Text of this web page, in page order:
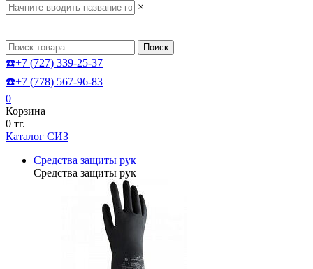
×
Поиск
☎️+7 (727) 339-25-37
☎️+7 (778) 567-96-83
0
Корзина
0 тг.
Каталог СИЗ
Средства защиты рук
Средства защиты рук